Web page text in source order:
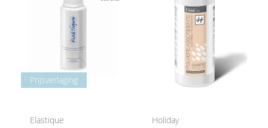
Prijsverlaging
Elastique Holiday